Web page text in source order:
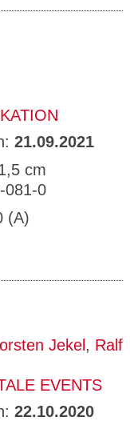
21.09.2021
cm
081-0
(A)
Jekel , Ralf
EVENTS
22.10.2020